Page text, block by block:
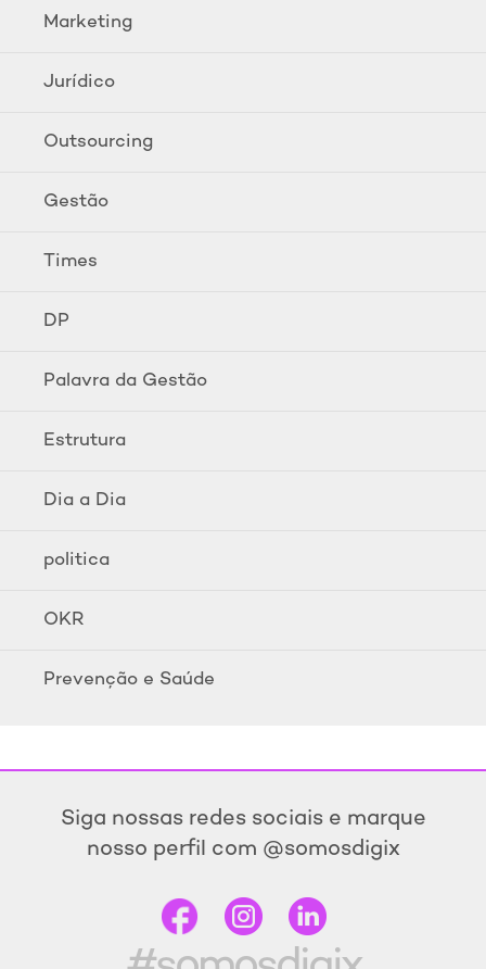
Marketing
Jurídico
Outsourcing
Gestão
Times
DP
Palavra da Gestão
Estrutura
Dia a Dia
politica
OKR
Prevenção e Saúde
Siga nossas redes sociais e marque
nosso perfil com @somosdigix